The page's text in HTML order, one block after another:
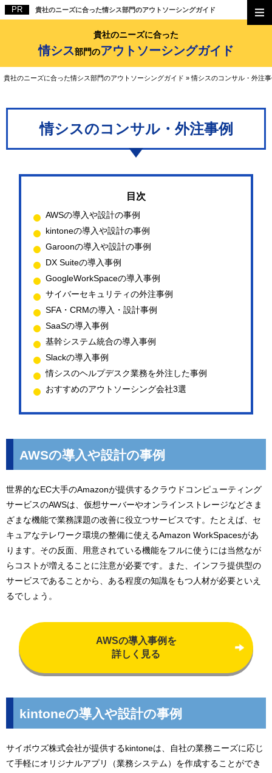
貴社のニーズに合った情シス部門のアウトソーシングガイド
貴社のニーズに合った
情シス部門のアウトソーシングガイド
貴社のニーズに合った情シス部門のアウトソーシングガイド »情シスのコンサル・外注
情シスのコンサル・外注事例
AWSの導入や設計の事例
kintoneの導入や設計の事例
Garoonの導入や設計の事例
DX Suiteの導入事例
GoogleWorkSpaceの導入事例
サイバーセキュリティの外注事例
SFA・CRMの導入・設計事例
SaaSの導入事例
基幹システム統合の導入事例
Slackの導入事例
情シスのヘルプデスク業務を外注した事例
おすすめのアウトソーシング会社3選
AWSの導入や設計の事例
世界的なEC大手のAmazonが提供するクラウドコンピューティング
サービスのAWSは、仮想サーバーやオンラインストレージなどさま
ざまな機能で業務課題の改善に役立つサービスです。たとえば、セ
キュアなテレワーク環境の整備に使えるAmazon WorkSpacesがあ
ります。その反面、用意されている機能をフルに使うには当然なが
らコストが増えることに注意が必要です。また、インフラ提供型の
サービスであることから、ある程度の知識をもつ人材が必要といえ
るでしょう。
AWSの導入事例を
詳しく見る
kintoneの導入や設計の事例
サイボウズ株式会社が提供するkintoneは、自社の業務ニーズに応じ
て手軽にオリジナルアプリ（業務システム）を作成することができ